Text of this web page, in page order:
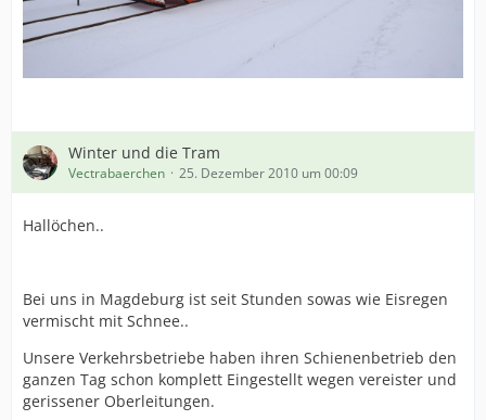
Winter und die Tram
Vectrabaerchen 25. Dezember 2010 um 00:09
Hallöchen..
Bei uns in Magdeburg ist seit Stunden sowas wie Eisregen
vermischt mit Schnee..
Unsere Verkehrsbetriebe haben ihren Schienenbetrieb den
ganzen Tag schon komplett Eingestellt wegen vereister und
gerissener Oberleitungen.